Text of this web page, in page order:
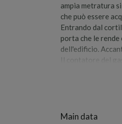
ampia metratura
che può essere
Entrando dal
porta che le
dell'edificio.
Il contatore del
è seguita in
Main data